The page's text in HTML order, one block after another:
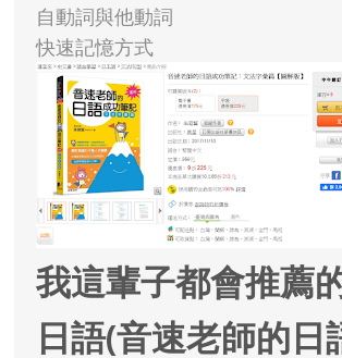
自動詞與他動詞
快速記憶方式
我這輩子都會推薦
日語(音速老師的日